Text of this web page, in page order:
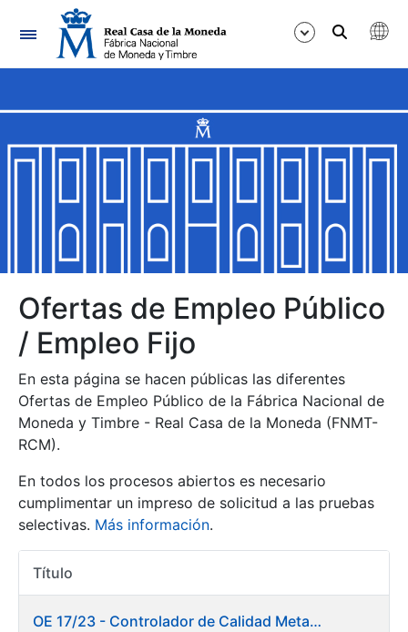
Navegación
Mostrar/Ocultar
Mostrar/Ocultar
Mostrar/Ocultar
Mostrar/Ocultar
Mostrar/Ocultar
Ofertas de Empleo Público
/ Empleo Fijo
En esta página se hacen públicas las diferentes
Ofertas de Empleo Público de la Fábrica Nacional de
Moneda y Timbre - Real Casa de la Moneda (FNMT-
RCM).
En todos los procesos abiertos es necesario
cumplimentar un impreso de solicitud a las pruebas
selectivas. Más información.
Título
OE 17/23 - Controlador de Calidad Metalurgia